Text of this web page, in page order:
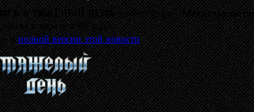
иТЯЖЁЛЫЙ ДЕНЬна Фестиваля
в апреле 1988 года.
- вполной версии этой новости.